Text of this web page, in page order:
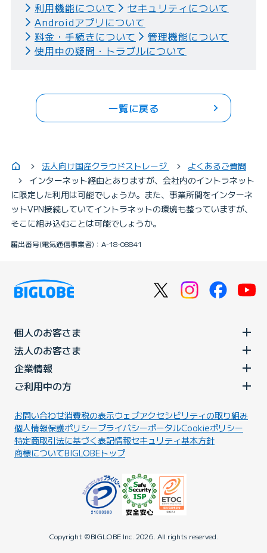
利用機能について
セキュリティについて
Androidアプリについて
料金・手続きについて
管理機能について
使用中の疑問・トラブルについて
一覧に戻る
法人向け国産クラウドストレージ
よくあるご質問
インターネット経由とありますが、会社内のイントラネット
に限定した利用は可能でしょうか。また、事業所間をインターネ
ットVPN接続していてイントラネットの環境も整っていますが、
そこに組み込むことは可能でしょうか。
届出番号(電気通信事業者)：A-18-08841
個人のお客さま
法人のお客さま
企業情報
ご利用中の方
お問い合わせ消費税の表示ウェブアクセシビリティの取り組み
個人情報保護ポリシープライバシーポータルCookieポリシー
特定商取引法に基づく表記情報セキュリティ基本方針
商標についてBIGLOBEトップ
Copyright ©BIGLOBE Inc. 2026. All rights reserved.